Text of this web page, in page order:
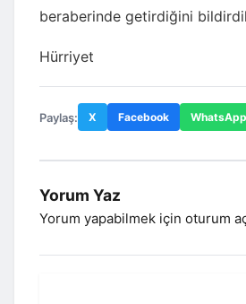
beraberinde getirdiğini
Hürriyet
Paylaş: X Facebook WhatsApp
Yorum Yaz
Yorum yapabilmek için oturum